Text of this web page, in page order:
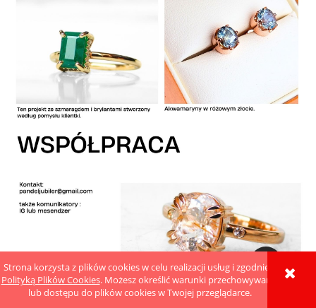
Strona korzysta z plików cookies w celu realizacji usług i zgodnie z
Polityką Plików Cookies. Możesz określić warunki przechowywania
lub dostępu do plików cookies w Twojej przeglądarce.